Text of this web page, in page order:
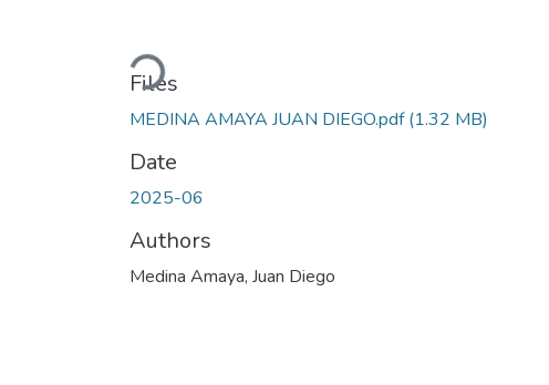
Loading...
Files
MEDINA AMAYA JUAN DIEGO.pdf(1.32 MB)
Date
2025-06
Authors
Medina Amaya, Juan Diego